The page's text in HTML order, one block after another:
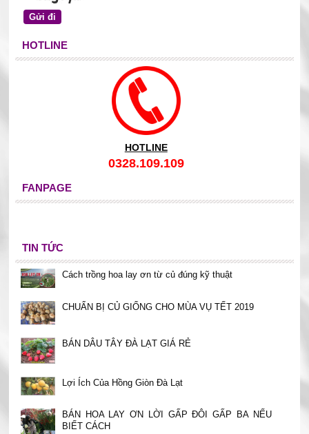
HOTLINE
HOTLINE
0328.109.109
FANPAGE
TIN TỨC
Cách trồng hoa lay ơn từ củ đúng kỹ thuật
CHUẨN BỊ CỦ GIỐNG CHO MÙA VỤ TẾT 2019
BÁN DÂU TÂY ĐÀ LẠT GIÁ RẺ
Lợi Ích Của Hồng Giòn Đà Lạt
BÁN HOA LAY ƠN LỜI GẤP ĐÔI GẤP BA NẾU
BIẾT CÁCH